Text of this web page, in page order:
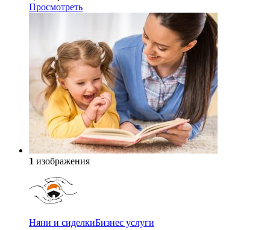
Просмотреть
1 изображения
Няни и сиделкиБизнес услуги